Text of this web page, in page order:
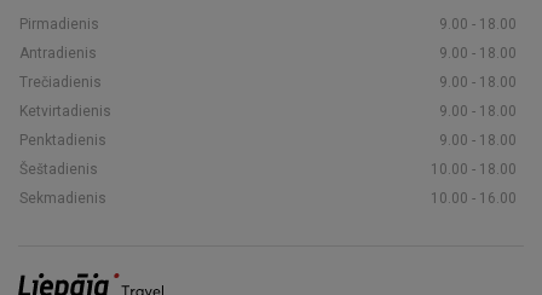
Pirmadienis
9.00 - 18.00
Antradienis
9.00 - 18.00
Trečiadienis
9.00 - 18.00
Ketvirtadienis
9.00 - 18.00
Penktadienis
9.00 - 18.00
Šeštadienis
10.00 - 18.00
Sekmadienis
10.00 - 16.00